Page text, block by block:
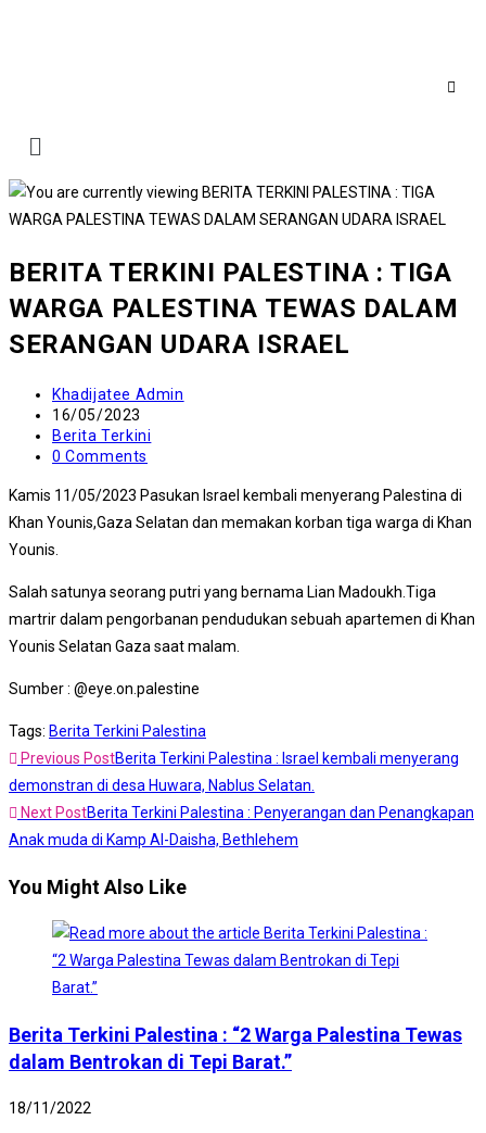
BERITA TERKINI PALESTINA : TIGA
WARGA PALESTINA TEWAS DALAM
SERANGAN UDARA ISRAEL
Khadijatee Admin
16/05/2023
Berita Terkini
0 Comments
Kamis 11/05/2023 Pasukan Israel kembali menyerang Palestina di
Khan Younis,Gaza Selatan dan memakan korban tiga warga di Khan
Younis.
Salah satunya seorang putri yang bernama Lian Madoukh.Tiga
martrir dalam pengorbanan pendudukan sebuah apartemen di Khan
Younis Selatan Gaza saat malam.
Sumber : @eye.on.palestine
Tags: Berita Terkini Palestina
Previous PostBerita Terkini Palestina : Israel kembali menyerang
demonstran di desa Huwara, Nablus Selatan.
Next PostBerita Terkini Palestina : Penyerangan dan Penangkapan
Anak muda di Kamp Al-Daisha, Bethlehem
You Might Also Like
Berita Terkini Palestina : “2 Warga Palestina Tewas
dalam Bentrokan di Tepi Barat.”
18/11/2022